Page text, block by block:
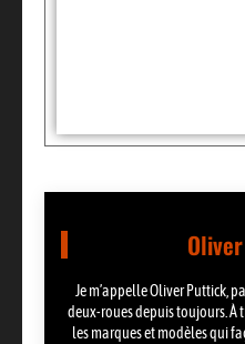
Je m’appelle Oliver Puttick,
deux-roues depuis toujours. À
les marques et modèles qui